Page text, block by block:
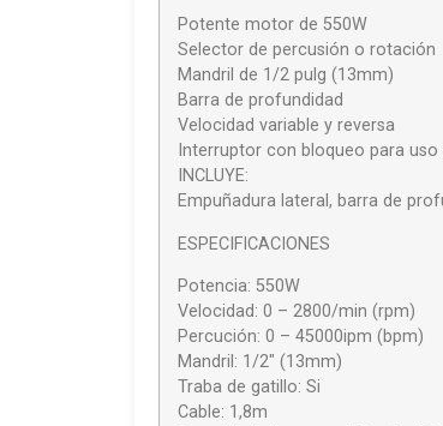
Potente motor de 550W
Selector de percusión o rotación
Mandril de 1/2 pulg (13mm)
Barra de profundidad
Velocidad variable y reversa
Interruptor con bloqueo para
INCLUYE:
Empuñadura lateral, barra de
ESPECIFICACIONES
Potencia: 550W
Velocidad: 0 – 2800/min (rpm)
Percución: 0 – 45000ipm (bpm)
Mandril: 1/2″ (13mm)
Traba de gatillo: Si
Cable: 1,8m